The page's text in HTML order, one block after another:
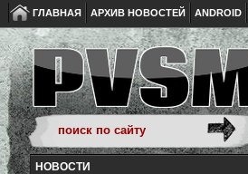
ГЛАВНАЯ АРХИВ НОВОСТЕЙ ANDROID
НОВОСТИ